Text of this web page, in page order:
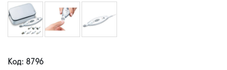
Код: 8796